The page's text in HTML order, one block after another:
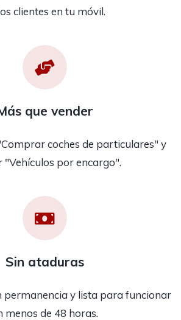
clientes en tu móvil.
que vender
coches de particulares" y
"Vehículos por encargo".
Sin ataduras
permanencia y lista para funcionar
menos de 48 horas.